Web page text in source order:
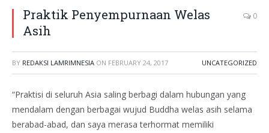
Praktik Penyempurnaan Welas
Asih
0
BY REDAKSI LAMRIMNESIA ON FEBRUARY 24, 2017 UNCATEGORIZED
“Praktisi di seluruh Asia saling berbagi dalam hubungan yang
mendalam dengan berbagai wujud Buddha welas asih selama
berabad-abad, dan saya merasa terhormat memiliki